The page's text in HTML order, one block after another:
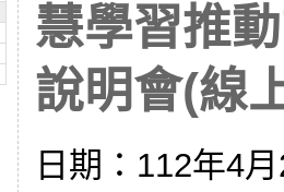
慧學習推
說明會(線
日期：112年4